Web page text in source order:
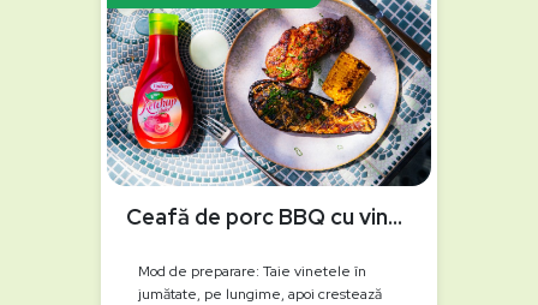
Ceafă de porc BBQ cu vinete și porumb la grătar
Mod de preparare: Taie vinetele în
jumătate, pe lungime, apoi crestează